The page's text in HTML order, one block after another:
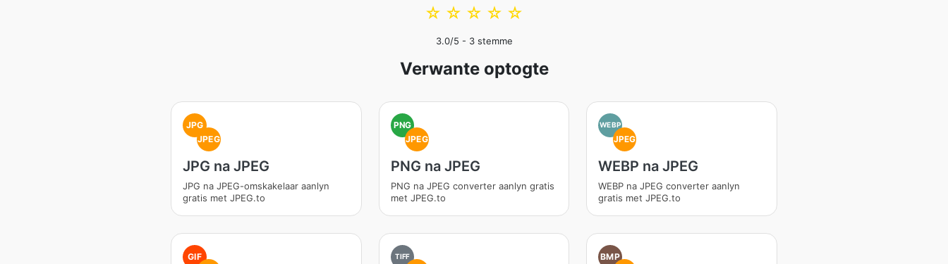
☆
☆
☆
☆
☆
3.0/5 - 3stemme
Verwante optogte
JPG
JPEG
JPG na JPEG
JPG na JPEG-omskakelaar aanlyn
gratis met JPEG.to
PNG
JPEG
PNG na JPEG
PNG na JPEG converter aanlyn gratis
met JPEG.to
WEBP
JPEG
WEBP na JPEG
WEBP na JPEG converter aanlyn
gratis met JPEG.to
GIF TIFF BMP